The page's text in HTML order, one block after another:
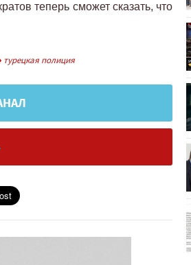
теперь сможет сказать, что
турецкая полиция